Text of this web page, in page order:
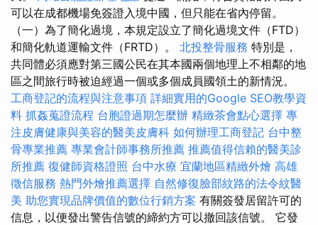
可以在成都機場免簽證入境中國，但只能在省內停留。
（一）為了簡化過境，本規定設立了簡化過境文件（FTD）
和簡化軌道運輸文件（FRTD）。 北投整骨服務 特別是，
共同體必須應對第三國公民在其本國兩個地理上不相鄰的地
區之間旅行時被迫經過一個或多個成員國領土的新情況。
工商登記的流程與注意事項 詳細實用的Google SEO教學資
料 抓姦蒐證流程 台胞證過期怎麼辦 精緻茶會點心選擇 專
注皮膚健康與美容的醫美皮膚科 如何辦理工商登記 台中整
骨專業推薦 專業會計師事務所推薦 推薦值得信賴的醫美診
所推薦 復健師資格證照 台中水療 宜蘭地區精緻外燴 高雄
徵信服務 熱門外燴推薦選擇 自然修復臉部紋路的法令紋醫
美 助您實現品牌價值的數位行銷方案 有關簽發居留許可的
信息，以便發出警告信號的締約方可以撤回該信號。 它發